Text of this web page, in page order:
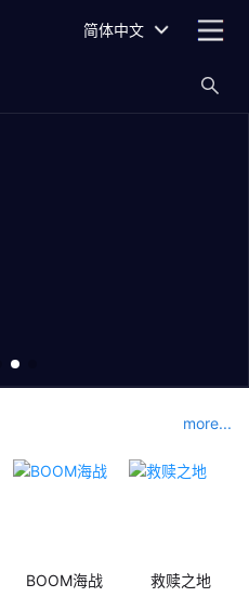
简体中文
more...
BOOM海战 救赎之地